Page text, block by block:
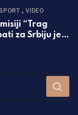
,VIDEO
“Trag
za Srbiju je
i ponos /foto